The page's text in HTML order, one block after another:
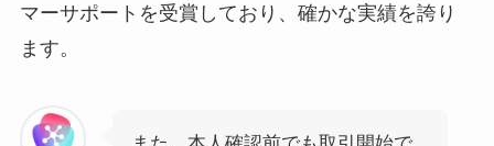
マーサポートを受賞しており、確かな実績を誇り
ます。